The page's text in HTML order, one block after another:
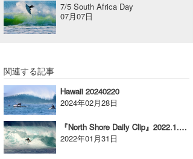
7/5 South Africa Day
07月07日
関連する記事
Hawaii 20240220
2024年02月28日
『North Shore Daily Clip』2022.1.29&30 @ OTW
2022年01月31日